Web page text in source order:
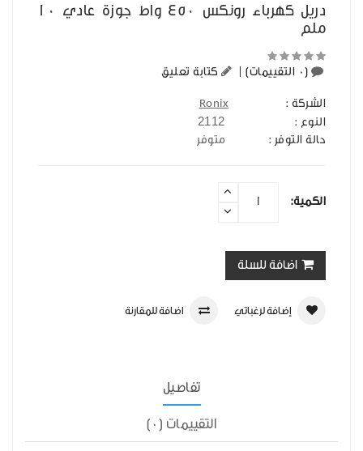
دريل كهرباء رونكس 450 واط جوزة عادي 10
ملم
(0 التقييمات) كتابة تعليق
الشركة :
Ronix
النوع :
حالة التوفر : متوفر
الكمية:
اضافة للسلة
إضافة لرغباتي اضافة للمقارنة
تفاصيل
التقييمات (0)